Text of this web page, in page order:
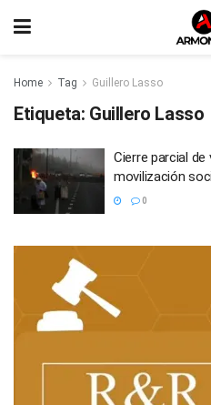
Home Tag Guillero Lasso
Etiqueta: Guillero Lasso
Cierre parcial
movilización
0